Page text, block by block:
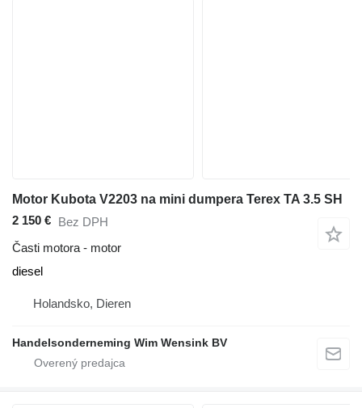
Motor Kubota V2203 na mini dumpera Terex TA 3.5 SH
2 150 € Bez DPH
Časti motora - motor
diesel
Holandsko, Dieren
Handelsonderneming Wim Wensink BV